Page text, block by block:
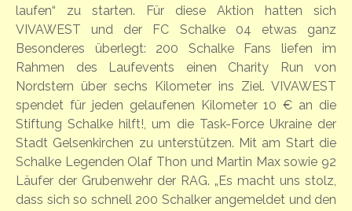
laufen“ zu starten. Für diese Aktion hatten sich
VIVAWEST und der FC Schalke 04 etwas ganz
Besonderes überlegt: 200 Schalke Fans liefen im
Rahmen des Laufevents einen Charity Run von
Nordstern über sechs Kilometer ins Ziel. VIVAWEST
spendet für jeden gelaufenen Kilometer 10 € an die
Stiftung Schalke hilft!, um die Task-Force Ukraine der
Stadt Gelsenkirchen zu unterstützen. Mit am Start die
Schalke Legenden Olaf Thon und Martin Max sowie 92
Läufer der Grubenwehr der RAG. „Es macht uns stolz,
dass sich so schnell 200 Schalker angemeldet und den